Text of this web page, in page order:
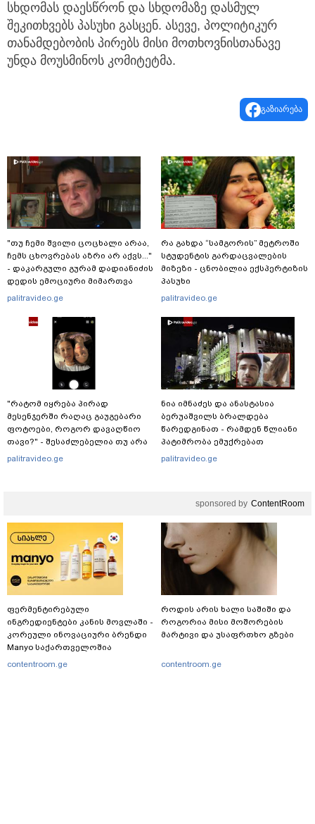
სხდომას დაესწრონ და სხდომაზე დასმულ
შეკითხვებს პასუხი გასცენ. ასევე, პოლიტიკურ
თანამდებობის პირებს მისი მოთხოვნისთანავე
უნდა მოუსმინოს კომიტეტმა.
გაზიარება
"თუ ჩემი შვილი ცოცხალი არაა,
ჩემს ცხოვრებას აზრი არ აქვს..."
- დაკარგული გურამ დადიანიძის
დედის ემოციური მიმართვა
palitravideo.ge
"რატომ იყრება პირად
მესენჯერში რაღაც გაუგებარი
ფოტოები, როგორ დავაღწიო
თავი?" - შესაძლებელია თუ არა
ამ ფუნქციის წაშლა?
palitravideo.ge
რა გახდა “სამგორის” მეტროში
სტუდენტის გარდაცვალების
მიზეზი - ცნობილია ექსპერტიზის
პასუხი
palitravideo.ge
ნია იმნაძეს და ანასტასია
ბერუაშვილს ბრალდება
წარედგინათ - რამდენ წლიანი
პატიმრობა ემუქრებათ
არასრულწლოვნებს?
palitravideo.ge
sponsored by ContentRoom
ფერმენტირებული
ინგრედიენტები კანის მოვლაში -
კორეული ინოვაციური ბრენდი
Manyo საქართველოშია
contentroom.ge
როდის არის ხალი საშიში და
როგორია მისი მოშორების
მარტივი და უსაფრთხო გზები
contentroom.ge